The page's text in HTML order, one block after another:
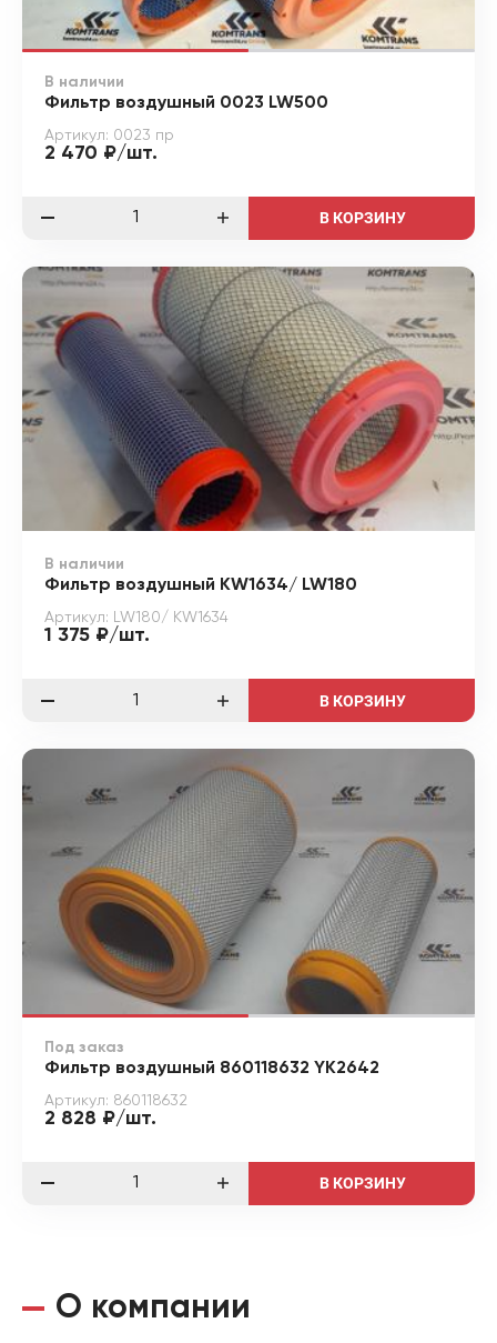
В наличии
Фильтр воздушный 0023 LW500
Артикул: 0023 пр
2 470 ₽/шт.
В КОРЗИНУ
В наличии
Фильтр воздушный KW1634/ LW180
Артикул: LW180/ KW1634
1 375 ₽/шт.
В КОРЗИНУ
Под заказ
Фильтр воздушный 860118632 YK2642
Артикул: 860118632
2 828 ₽/шт.
В КОРЗИНУ
О компании